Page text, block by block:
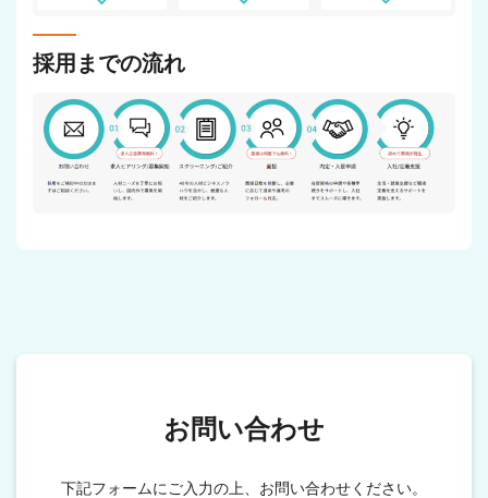
採用までの流れ
お問い合わせ
下記フォームにご入力の上、お問い合わせください。